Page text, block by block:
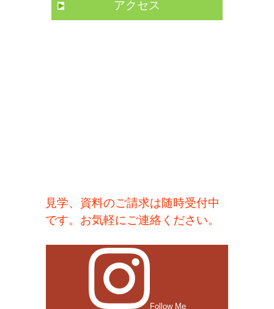
アクセス
見学、資料のご請求は随時受付中
です。お気軽にご連絡ください。
Follow Me